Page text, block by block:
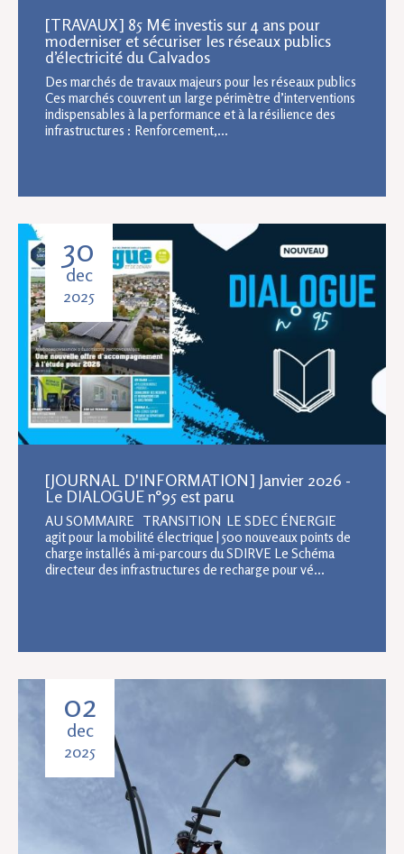
[TRAVAUX] 85 M€ investis sur 4 ans pour
moderniser et sécuriser les réseaux publics
d’électricité du Calvados
Des marchés de travaux majeurs pour les réseaux publics
Ces marchés couvrent un large périmètre d’interventions
indispensables à la performance et à la résilience des
infrastructures : Renforcement,...
30
dec
2025
[JOURNAL D'INFORMATION] Janvier 2026 -
Le DIALOGUE n°95 est paru
AU SOMMAIRE TRANSITION LE SDEC ÉNERGIE
agit pour la mobilité électrique | 500 nouveaux points de
charge installés à mi-parcours du SDIRVE Le Schéma
directeur des infrastructures de recharge pour vé...
02
dec
2025